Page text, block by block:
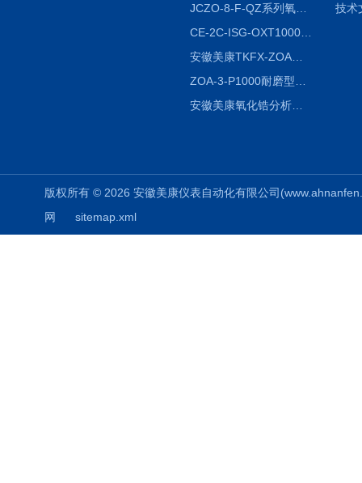
JCZO-8-F-QZ系列氧化锆分析仪
CE-2C-ISG-OXT1000氧化锆分析仪生产厂家
安徽美康TKFX-ZOA氧化锆分析仪品牌
安徽美康氧化锆分析仪制造商
技术
版权所有 © 2026 安徽美康仪表自动化有限公司
网
sitemap.xml